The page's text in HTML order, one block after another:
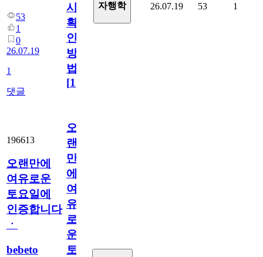
53
1
0
26.07.19
1
댓글
시
확
인
방
법
[1]
자행학 26.07.19 53 1
196613
오랜만에
여유로운
토요일에
인증합니다
ㆍ
bebeto
오
랜
만
에
여
유
로
운
토